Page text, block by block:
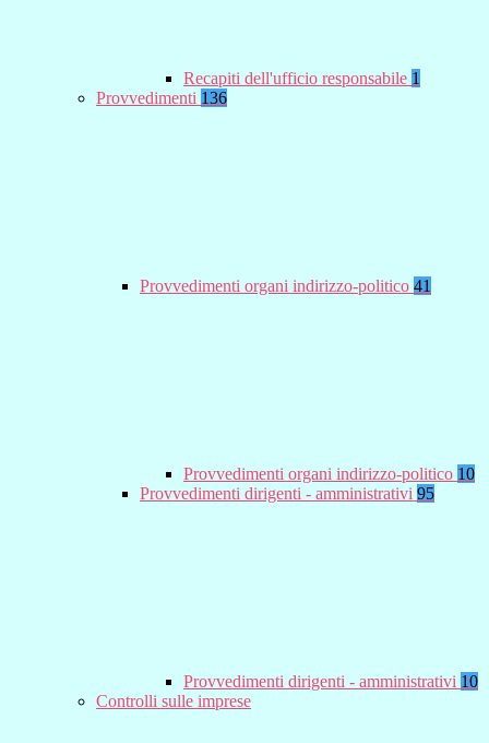
Recapiti dell'ufficio responsabile 1
Provvedimenti 136
Provvedimenti organi indirizzo-politico 41
Provvedimenti organi indirizzo-politico 10
Provvedimenti dirigenti - amministrativi 95
Provvedimenti dirigenti - amministrativi 10
Controlli sulle imprese